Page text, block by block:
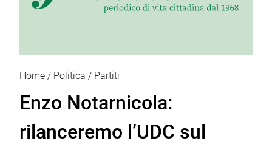
Home Politica Partiti
Enzo Notarnicola:
rilanceremo l’UDC sul